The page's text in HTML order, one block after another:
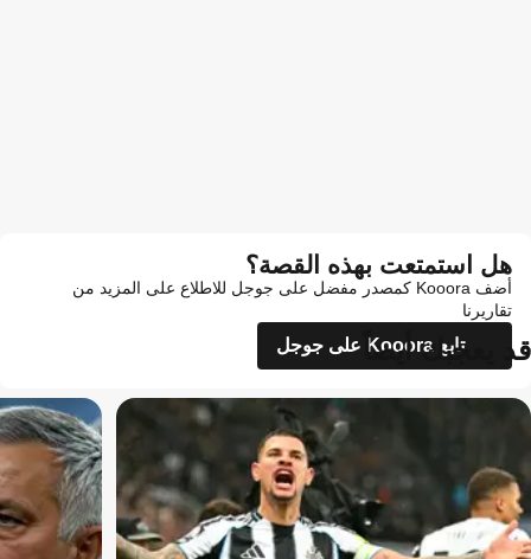
هل استمتعت بهذه القصة؟
أضف Kooora كمصدر مفضل على جوجل للاطلاع على المزيد من
تقاريرنا
تابع Kooora على جوجل
قد يعجبك أيضاً